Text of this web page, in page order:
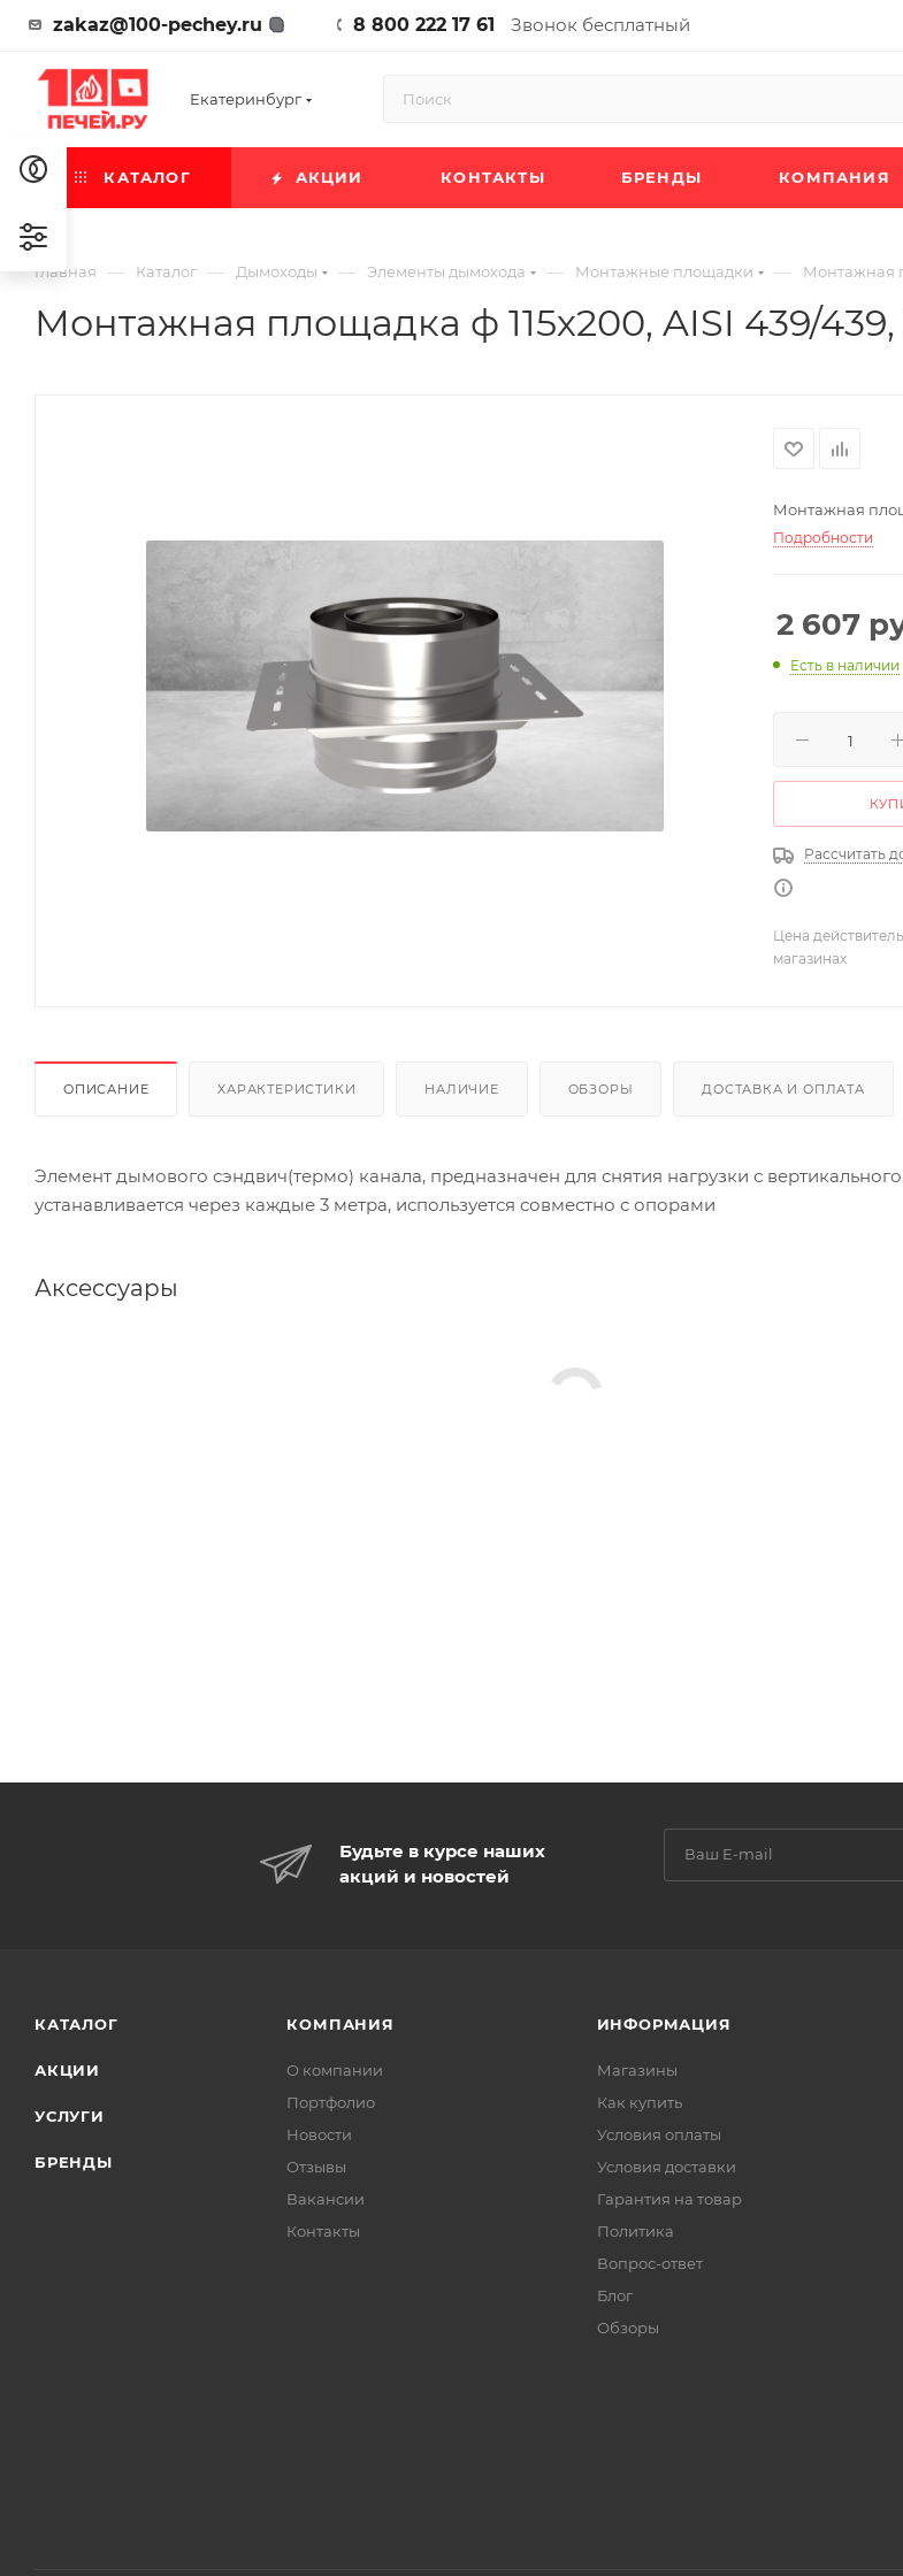
zakaz@100-pechey.ru 8 800 222 17 61 Звонок бесплатный
Екатеринбург
КАТАЛОГ АКЦИИ КОНТАКТЫ БРЕНДЫ КОМПАНИЯ
Главная — Каталог — Дымоходы — Элементы дымохода — Монтажные площадки — Монтажная
Монтажная площадка ф 115х200, AISI 439/
Монтажная
Подробности
2 607
Есть в наличии
Рассчитать
Цена
магазинах
ОПИСАНИЕ ХАРАКТЕРИСТИКИ НАЛИЧИЕ ОБЗОРЫ ДОСТАВКА И ОПЛАТА
Элемент дымового сэндвич(термо) канала, предназначен для снятия нагрузки с вертикального
устанавливается через каждые 3 метра, используется совместно с опорами
Аксессуары
Будьте в курсе наших
акций и новостей
КАТАЛОГ
АКЦИИ
УСЛУГИ
БРЕНДЫ
КОМПАНИЯ
О компании
Портфолио
Новости
Отзывы
Вакансии
Контакты
ИНФОРМАЦИЯ
Магазины
Как купить
Условия оплаты
Условия доставки
Гарантия на товар
Политика
Вопрос-ответ
Блог
Обзоры